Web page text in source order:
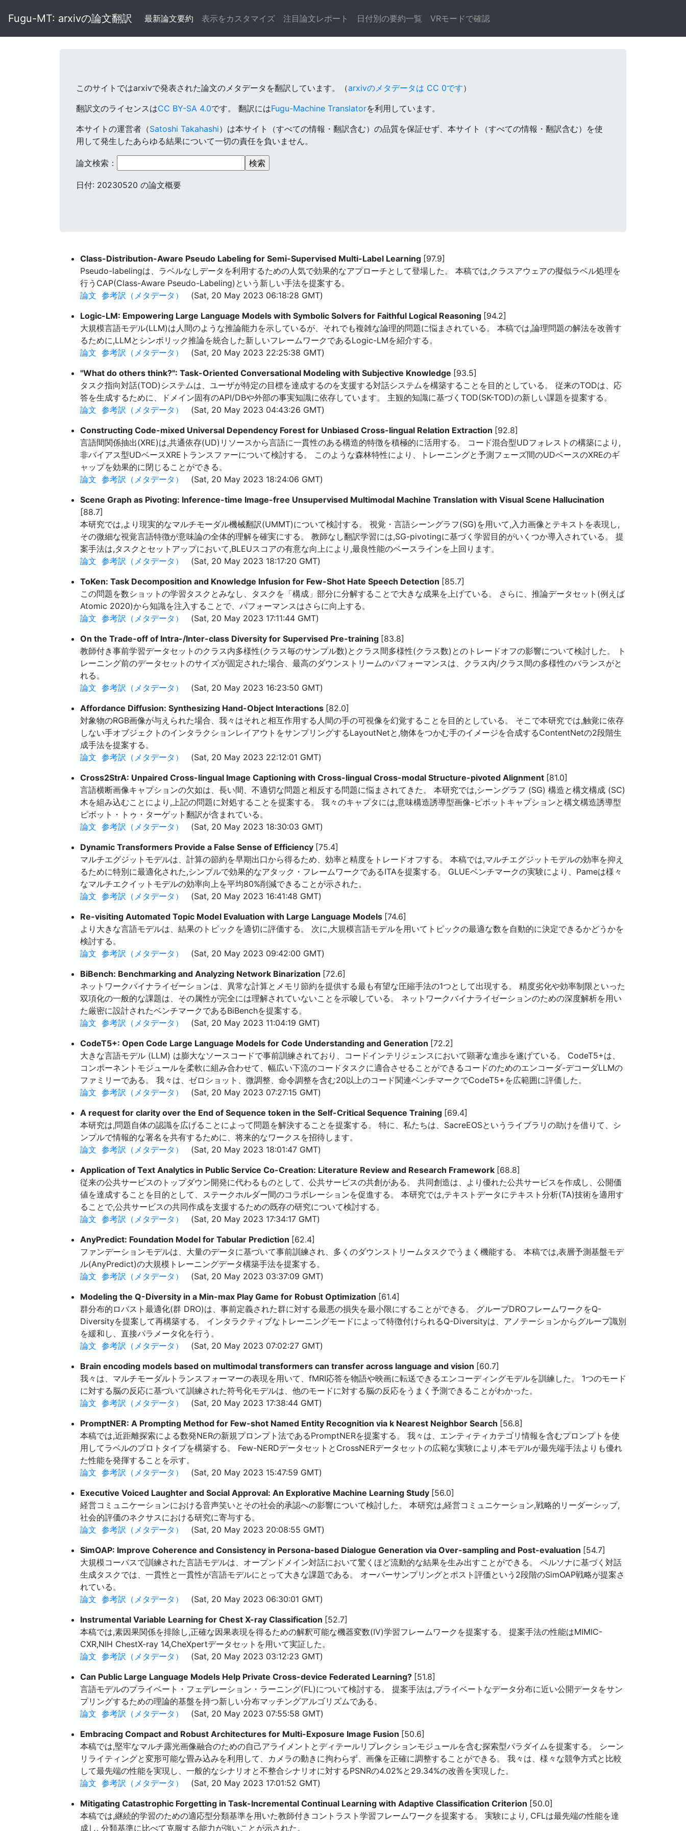
Fugu-MT: arxivの論文翻訳 最新論文要約 表示をカスタマイズ 注目論文レポート 日付別の要約一覧 VRモードで確認
このサイトではarxivで発表された論文のメタデータを翻訳しています。（arxivのメタデータは CC 0です）
翻訳文のライセンスはCC BY-SA 4.0です。 翻訳にはFugu-Machine Translatorを利用しています。
本サイトの運営者（Satoshi Takahashi）は本サイト（すべての情報・翻訳含む）の品質を保証せず、本サイト（すべての情報・翻訳含む）を使
用して発生したあらゆる結果について一切の責任を負いません。
論文検索：
日付: 20230520 の論文概要
Class-Distribution-Aware Pseudo Labeling for Semi-Supervised Multi-Label Learning [97.9]
Pseudo-labelingは、ラベルなしデータを利用するための人気で効果的なアプローチとして登場した。 本稿では,クラスアウェアの擬似ラベル処理を
行うCAP(Class-Aware Pseudo-Labeling)という新しい手法を提案する。
論文 参考訳（メタデータ）
(Sat, 20 May 2023 06:18:28 GMT)
Logic-LM: Empowering Large Language Models with Symbolic Solvers for Faithful Logical Reasoning [94.2]
大規模言語モデル(LLM)は人間のような推論能力を示しているが、それでも複雑な論理的問題に悩まされている。 本稿では,論理問題の解法を改善す
るために,LLMとシンボリック推論を統合した新しいフレームワークであるLogic-LMを紹介する。
論文 参考訳（メタデータ）
(Sat, 20 May 2023 22:25:38 GMT)
"What do others think?": Task-Oriented Conversational Modeling with Subjective Knowledge [93.5]
タスク指向対話(TOD)システムは、ユーザが特定の目標を達成するのを支援する対話システムを構築することを目的としている。 従来のTODは、応
答を生成するために、ドメイン固有のAPI/DBや外部の事実知識に依存しています。 主観的知識に基づくTOD(SK-TOD)の新しい課題を提案する。
論文 参考訳（メタデータ）
(Sat, 20 May 2023 04:43:26 GMT)
Constructing Code-mixed Universal Dependency Forest for Unbiased Cross-lingual Relation Extraction [92.8]
言語間関係抽出(XRE)は,共通依存(UD)リソースから言語に一貫性のある構造的特徴を積極的に活用する。 コード混合型UDフォレストの構築により,
非バイアス型UDベースXREトランスファーについて検討する。 このような森林特性により、トレーニングと予測フェーズ間のUDベースのXREのギ
ャップを効果的に閉じることができる。
論文 参考訳（メタデータ）
(Sat, 20 May 2023 18:24:06 GMT)
Scene Graph as Pivoting: Inference-time Image-free Unsupervised Multimodal Machine Translation with Visual Scene Hallucination
[88.7]
本研究では,より現実的なマルチモーダル機械翻訳(UMMT)について検討する。 視覚・言語シーングラフ(SG)を用いて,入力画像とテキストを表現し,
その微細な視覚言語特徴が意味論の全体的理解を確実にする。 教師なし翻訳学習には,SG-pivotingに基づく学習目的がいくつか導入されている。 提
案手法は,タスクとセットアップにおいて,BLEUスコアの有意な向上により,最良性能のベースラインを上回ります。
論文 参考訳（メタデータ）
(Sat, 20 May 2023 18:17:20 GMT)
ToKen: Task Decomposition and Knowledge Infusion for Few-Shot Hate Speech Detection [85.7]
この問題を数ショットの学習タスクとみなし、タスクを「構成」部分に分解することで大きな成果を上げている。 さらに、推論データセット(例えば
Atomic 2020)から知識を注入することで、パフォーマンスはさらに向上する。
論文 参考訳（メタデータ）
(Sat, 20 May 2023 17:11:44 GMT)
On the Trade-off of Intra-/Inter-class Diversity for Supervised Pre-training [83.8]
教師付き事前学習データセットのクラス内多様性(クラス毎のサンプル数)とクラス間多様性(クラス数)とのトレードオフの影響について検討した。 ト
レーニング前のデータセットのサイズが固定された場合、最高のダウンストリームのパフォーマンスは、クラス内/クラス間の多様性のバランスがと
れる。
論文 参考訳（メタデータ）
(Sat, 20 May 2023 16:23:50 GMT)
Affordance Diffusion: Synthesizing Hand-Object Interactions [82.0]
対象物のRGB画像が与えられた場合、我々はそれと相互作用する人間の手の可視像を幻覚することを目的としている。 そこで本研究では,触覚に依存
しない手オブジェクトのインタラクションレイアウトをサンプリングするLayoutNetと,物体をつかむ手のイメージを合成するContentNetの2段階生
成手法を提案する。
論文 参考訳（メタデータ）
(Sat, 20 May 2023 22:12:01 GMT)
Cross2StrA: Unpaired Cross-lingual Image Captioning with Cross-lingual Cross-modal Structure-pivoted Alignment [81.0]
言語横断画像キャプションの欠如は、長い間、不適切な問題と相反する問題に悩まされてきた。 本研究では,シーングラフ (SG) 構造と構文構成 (SC)
木を組み込むことにより,上記の問題に対処することを提案する。 我々のキャプタには,意味構造誘導型画像-ピボットキャプションと構文構造誘導型
ピボット・トゥ・ターゲット翻訳が含まれている。
論文 参考訳（メタデータ）
(Sat, 20 May 2023 18:30:03 GMT)
Dynamic Transformers Provide a False Sense of Efficiency [75.4]
マルチエグジットモデルは、計算の節約を早期出口から得るため、効率と精度をトレードオフする。 本稿では,マルチエグジットモデルの効率を抑え
るために特別に最適化された,シンプルで効果的なアタック・フレームワークであるITAを提案する。 GLUEベンチマークの実験により、Pameは様々
なマルチエクイットモデルの効率向上を平均80%削減できることが示された。
論文 参考訳（メタデータ）
(Sat, 20 May 2023 16:41:48 GMT)
Re-visiting Automated Topic Model Evaluation with Large Language Models [74.6]
より大きな言語モデルは、結果のトピックを適切に評価する。 次に,大規模言語モデルを用いてトピックの最適な数を自動的に決定できるかどうかを
検討する。
論文 参考訳（メタデータ）
(Sat, 20 May 2023 09:42:00 GMT)
BiBench: Benchmarking and Analyzing Network Binarization [72.6]
ネットワークバイナライゼーションは、異常な計算とメモリ節約を提供する最も有望な圧縮手法の1つとして出現する。 精度劣化や効率制限といった
双項化の一般的な課題は、その属性が完全には理解されていないことを示唆している。 ネットワークバイナライゼーションのための深度解析を用い
た厳密に設計されたベンチマークであるBiBenchを提案する。
論文 参考訳（メタデータ）
(Sat, 20 May 2023 11:04:19 GMT)
CodeT5+: Open Code Large Language Models for Code Understanding and Generation [72.2]
大きな言語モデル (LLM) は膨大なソースコードで事前訓練されており、コードインテリジェンスにおいて顕著な進歩を遂げている。 CodeT5+は、
コンポーネントモジュールを柔軟に組み合わせて、幅広い下流のコードタスクに適合させることができるコードのためのエンコーダ-デコーダLLMの
ファミリーである。 我々は、ゼロショット、微調整、命令調整を含む20以上のコード関連ベンチマークでCodeT5+を広範囲に評価した。
論文 参考訳（メタデータ）
(Sat, 20 May 2023 07:27:15 GMT)
A request for clarity over the End of Sequence token in the Self-Critical Sequence Training [69.4]
本研究は,問題自体の認識を広げることによって問題を解決することを提案する。 特に、私たちは、SacreEOSというライブラリの助けを借りて、シ
ンプルで情報的な署名を共有するために、将来的なワークスを招待します。
論文 参考訳（メタデータ）
(Sat, 20 May 2023 18:01:47 GMT)
Application of Text Analytics in Public Service Co-Creation: Literature Review and Research Framework [68.8]
従来の公共サービスのトップダウン開発に代わるものとして、公共サービスの共創がある。 共同創造は、より優れた公共サービスを作成し、公開価
値を達成することを目的として、ステークホルダー間のコラボレーションを促進する。 本研究では,テキストデータにテキスト分析(TA)技術を適用す
ることで,公共サービスの共同作成を支援するための既存の研究について検討する。
論文 参考訳（メタデータ）
(Sat, 20 May 2023 17:34:17 GMT)
AnyPredict: Foundation Model for Tabular Prediction [62.4]
ファンデーションモデルは、大量のデータに基づいて事前訓練され、多くのダウンストリームタスクでうまく機能する。 本稿では,表層予測基盤モデ
ル(AnyPredict)の大規模トレーニングデータ構築手法を提案する。
論文 参考訳（メタデータ）
(Sat, 20 May 2023 03:37:09 GMT)
Modeling the Q-Diversity in a Min-max Play Game for Robust Optimization [61.4]
群分布的ロバスト最適化(群 DRO)は、事前定義された群に対する最悪の損失を最小限にすることができる。 グループDROフレームワークをQ-
Diversityを提案して再構築する。 インタラクティブなトレーニングモードによって特徴付けられるQ-Diversityは、アノテーションからグループ識別
を緩和し、直接パラメータ化を行う。
論文 参考訳（メタデータ）
(Sat, 20 May 2023 07:02:27 GMT)
Brain encoding models based on multimodal transformers can transfer across language and vision [60.7]
我々は、マルチモーダルトランスフォーマーの表現を用いて、fMRI応答を物語や映画に転送できるエンコーディングモデルを訓練した。 1つのモード
に対する脳の反応に基づいて訓練された符号化モデルは、他のモードに対する脳の反応をうまく予測できることがわかった。
論文 参考訳（メタデータ）
(Sat, 20 May 2023 17:38:44 GMT)
PromptNER: A Prompting Method for Few-shot Named Entity Recognition via k Nearest Neighbor Search [56.8]
本稿では,近距離探索による数発NERの新規プロンプト法であるPromptNERを提案する。 我々は、エンティティカテゴリ情報を含むプロンプトを使
用してラベルのプロトタイプを構築する。 Few-NERDデータセットとCrossNERデータセットの広範な実験により,本モデルが最先端手法よりも優れ
た性能を発揮することを示す。
論文 参考訳（メタデータ）
(Sat, 20 May 2023 15:47:59 GMT)
Executive Voiced Laughter and Social Approval: An Explorative Machine Learning Study [56.0]
経営コミュニケーションにおける音声笑いとその社会的承認への影響について検討した。 本研究は,経営コミュニケーション,戦略的リーダーシップ,
社会的評価のネクサスにおける研究に寄与する。
論文 参考訳（メタデータ）
(Sat, 20 May 2023 20:08:55 GMT)
SimOAP: Improve Coherence and Consistency in Persona-based Dialogue Generation via Over-sampling and Post-evaluation [54.7]
大規模コーパスで訓練された言語モデルは、オープンドメイン対話において驚くほど流動的な結果を生み出すことができる。 ペルソナに基づく対話
生成タスクでは、一貫性と一貫性が言語モデルにとって大きな課題である。 オーバーサンプリングとポスト評価という2段階のSimOAP戦略が提案さ
れている。
論文 参考訳（メタデータ）
(Sat, 20 May 2023 06:30:01 GMT)
Instrumental Variable Learning for Chest X-ray Classification [52.7]
本稿では,素因果関係を排除し,正確な因果表現を得るための解釈可能な機器変数(IV)学習フレームワークを提案する。 提案手法の性能はMIMIC-
CXR,NIH ChestX-ray 14,CheXpertデータセットを用いて実証した。
論文 参考訳（メタデータ）
(Sat, 20 May 2023 03:12:23 GMT)
Can Public Large Language Models Help Private Cross-device Federated Learning? [51.8]
言語モデルのプライベート・フェデレーション・ラーニング(FL)について検討する。 提案手法は,プライベートなデータ分布に近い公開データをサン
プリングするための理論的基盤を持つ新しい分布マッチングアルゴリズムである。
論文 参考訳（メタデータ）
(Sat, 20 May 2023 07:55:58 GMT)
Embracing Compact and Robust Architectures for Multi-Exposure Image Fusion [50.6]
本稿では,堅牢なマルチ露光画像融合のための自己アライメントとディテールリプレクションモジュールを含む探索型パラダイムを提案する。 シーン
リライティングと変形可能な畳み込みを利用して、カメラの動きに拘わらず、画像を正確に調整することができる。 我々は、様々な競争方式と比較
して最先端の性能を実現し、一般的なシナリオと不整合シナリオに対するPSNRの4.02%と29.34%の改善を実現した。
論文 参考訳（メタデータ）
(Sat, 20 May 2023 17:01:52 GMT)
Mitigating Catastrophic Forgetting in Task-Incremental Continual Learning with Adaptive Classification Criterion [50.0]
本稿では,継続的学習のための適応型分類基準を用いた教師付きコントラスト学習フレームワークを提案する。 実験により, CFLは最先端の性能を達
成し, 分類基準に比べて克服する能力が強いことが示された。